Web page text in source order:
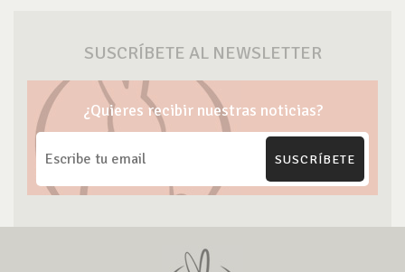
SUSCRÍBETE AL NEWSLETTER
¿Quieres recibir nuestras noticias?
SUSCRÍBETE